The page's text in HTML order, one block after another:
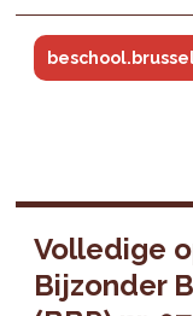
Volledige
Bijzonder